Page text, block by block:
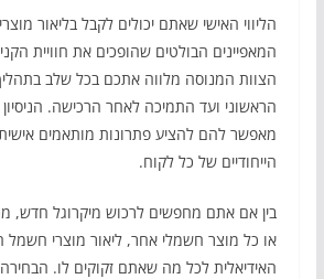
הליווי האישי שאתם יכולים לקבל בליאור
המאפיינים הבולטים שהופכים את חוויית
הצוות המנוסה מלווה אתכם בכל שלב
הראשוני ועד התמיכה לאחר הרכישה.
מאפשר להם להציע פתרונות מותאמים
הייחודיים של כל לקוח.
בין אם אתם מחפשים לרכוש מיקרוגל חדש,
או כל מוצר חשמלי אחר, ליאור מוצרי חשמל
האידיאלית לכל מה שאתם זקוקים לו.